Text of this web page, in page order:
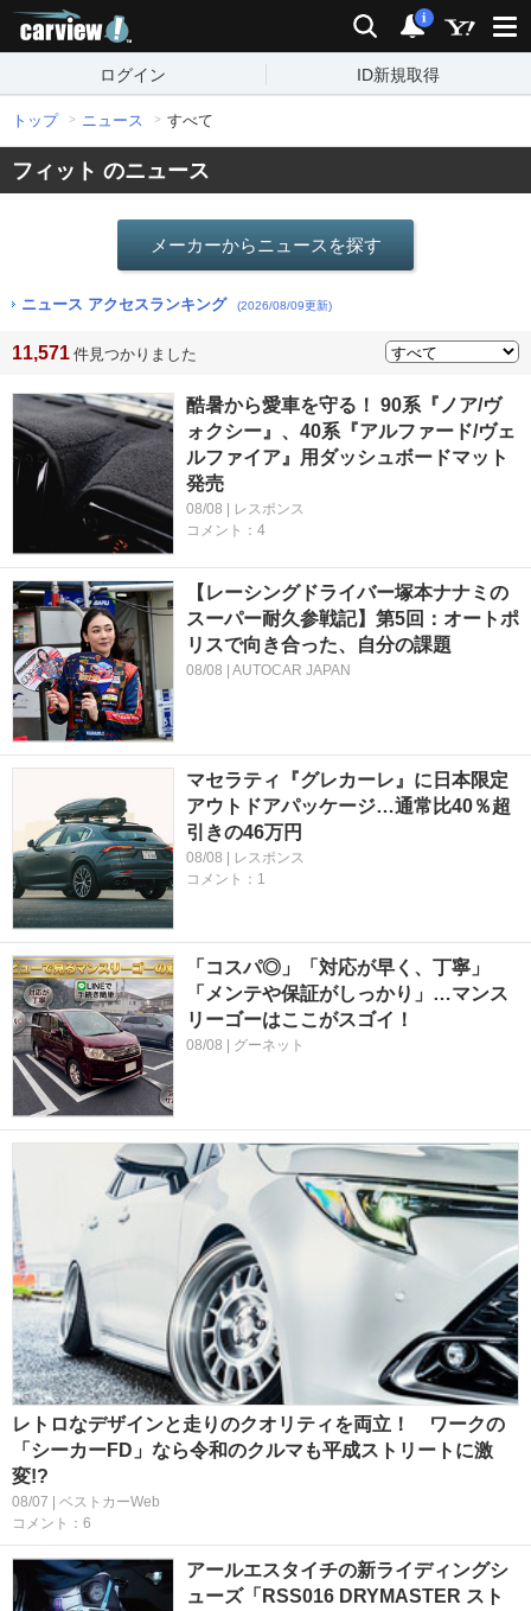
検索 通知
i
ログイン ID新規取得
トップ ニュース すべて
フィット のニュース
メーカーからニュースを探す
ニュース アクセスランキング (2026/08/09更新)
11,571 件見つかりました
酷暑から愛車を守る！ 90系『ノア/ヴ
ォクシー』、40系『アルファード/ヴェ
ルファイア』用ダッシュボードマット
発売
08/08 | レスポンス
コメント：4
【レーシングドライバー塚本ナナミの
スーパー耐久参戦記】第5回：オートポ
リスで向き合った、自分の課題
08/08 | AUTOCAR JAPAN
マセラティ『グレカーレ』に日本限定
アウトドアパッケージ…通常比40％超
引きの46万円
08/08 | レスポンス
コメント：1
「コスパ◎」「対応が早く、丁寧」
「メンテや保証がしっかり」…マンス
リーゴーはここがスゴイ！
08/08 | グーネット
レトロなデザインと走りのクオリティを両立！ ワークの
「シーカーFD」なら令和のクルマも平成ストリートに激
変!?
08/07 | ベストカーWeb
コメント：6
アールエスタイチの新ライディングシ
ューズ「RSS016 DRYMASTER スト